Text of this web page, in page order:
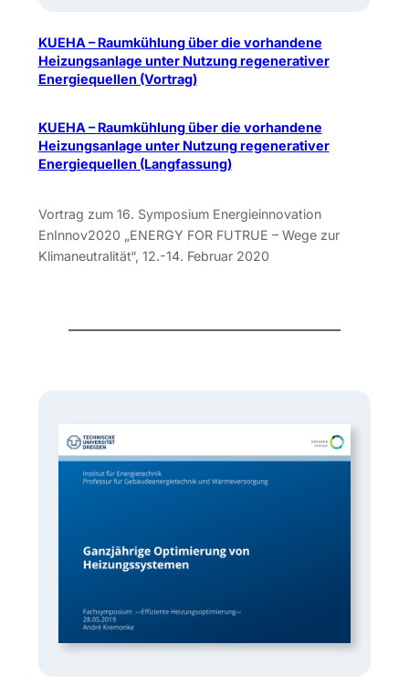
KUEHA – Raumkühlung über die vorhandene
Heizungsanlage unter Nutzung regenerativer
Energiequellen (Vortrag)
KUEHA – Raumkühlung über die vorhandene
Heizungsanlage unter Nutzung regenerativer
Energiequellen (Langfassung)
Vortrag zum 16. Symposium Energieinnovation
EnInnov2020 „ENERGY FOR FUTRUE – Wege zur
Klimaneutralität“, 12.-14. Februar 2020